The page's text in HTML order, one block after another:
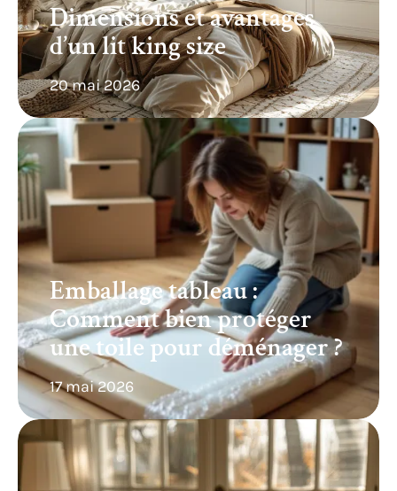
Dimensions et avantages
d’un lit king size
20 mai 2026
Emballage tableau :
Comment bien protéger
une toile pour déménager ?
17 mai 2026